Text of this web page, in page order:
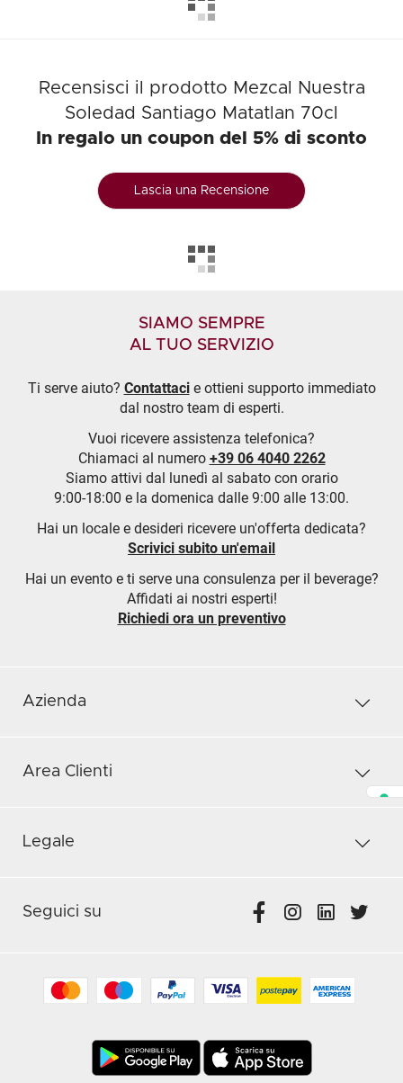
Recensisci il prodotto Mezcal Nuestra
Soledad Santiago Matatlan 70cl
In regalo un coupon del 5% di sconto
Lascia una Recensione
SIAMO SEMPRE
AL TUO SERVIZIO
Ti serve aiuto? Contattacie ottieni supporto immediato
dal nostro team di esperti.
Vuoi ricevere assistenza telefonica?
Chiamaci al numero +39 06 4040 2262
Siamo attivi dal lunedì al sabato con orario
9:00-18:00 e la domenica dalle 9:00 alle 13:00.
Hai un locale e desideri ricevere un'offerta dedicata?
Scrivici subito un'email
Hai un evento e ti serve una consulenza per il beverage?
Affidati ai nostri esperti!
Richiedi ora un preventivo
Azienda
Area Clienti
Legale
Seguici su